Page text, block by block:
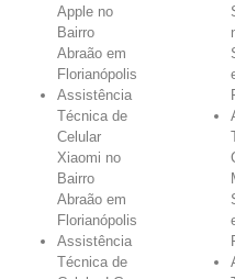
Apple no
Bairro
Abraão em
Florianópolis
Assistência
Técnica de
Celular
Xiaomi no
Bairro
Abraão em
Florianópolis
Assistência
Técnica de